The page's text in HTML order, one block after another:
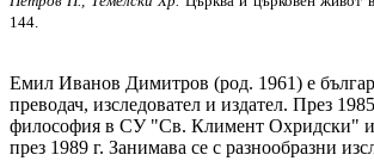
144.
Eмил Иванов Димитров (род. 1961) е
преводач, изследовател и издател. През
философия в СУ "Св. Климент Охридски" и
през 1989 г. Занимава се с разнообразни